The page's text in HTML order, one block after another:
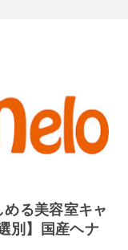
る美容室キャ
別】国産ヘナ